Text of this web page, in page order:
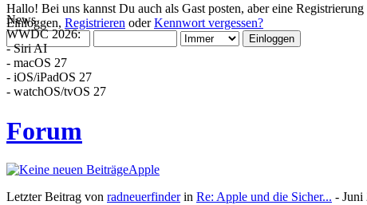
Hallo! Bei uns kannst Du auch als Gast posten, aber eine Registrierung
Einloggen, Registrieren oderKennwort vergessen?
News
WWDC 2026:
- Siri AI
- macOS 27
- iOS/iPadOS 27
- watchOS/tvOS 27
Forum
Apple
Letzter Beitrag von radneuerfinderin Re: Apple und die Sicher... - Juni